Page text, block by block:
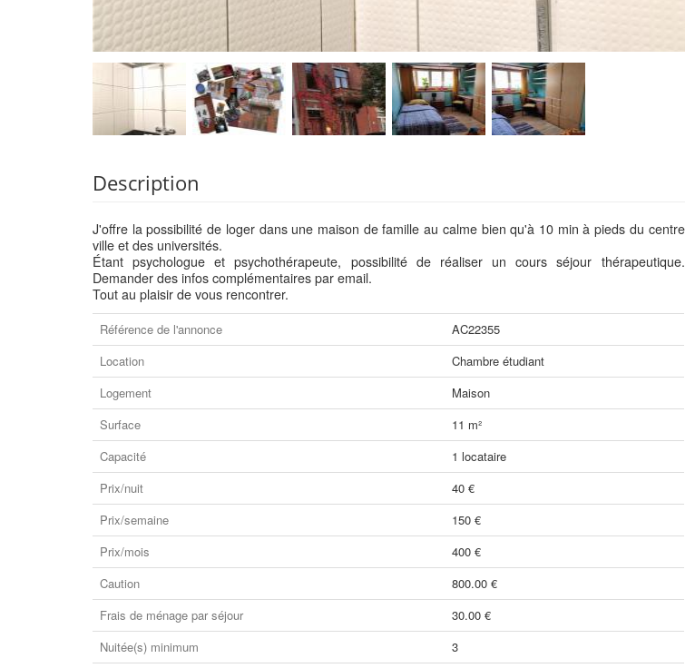
Description
J'offre la possibilité de loger dans une maison de famille au calme bien qu'à 10 min à pieds du centre
ville et des universités.
Étant psychologue et psychothérapeute, possibilité de réaliser un cours séjour thérapeutique.
Demander des infos complémentaires par email.
Tout au plaisir de vous rencontrer.
Référence de l'annonce
AC22355
Location
Chambre étudiant
Logement
Maison
Surface
11 m²
Capacité
1 locataire
Prix/nuit
40 €
Prix/semaine
150 €
Prix/mois
400 €
Caution
800.00 €
Frais de ménage par séjour
30.00 €
Nuitée(s) minimum
3